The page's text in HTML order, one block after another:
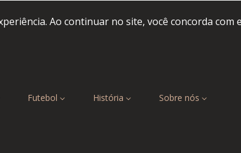
Ao continuar no site, você concorda com
Futebol História Sobre nós